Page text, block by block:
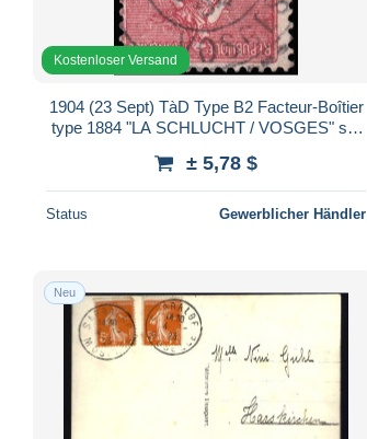
Kostenloser Versand
1904 (23 Sept) TàD Type B2 Facteur-Boîtier
type 1884 "LA SCHLUCHT / VOSGES" sur
± 5,78 $
Status Gewerblicher Händler
Neu